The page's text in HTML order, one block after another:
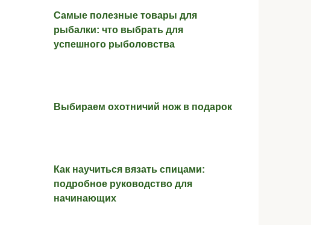
Самые полезные товары для
рыбалки: что выбрать для
успешного рыболовства
Выбираем охотничий нож в подарок
Как научиться вязать спицами:
подробное руководство для
начинающих